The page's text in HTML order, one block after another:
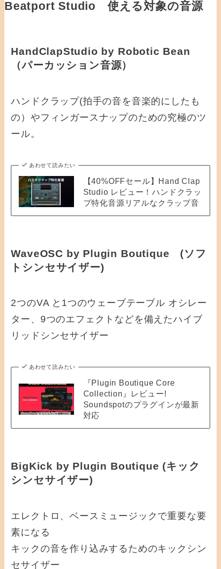
Beatport Studio 使える対象の音源
HandClapStudio by Robotic Bean
（パーカッション音源）
ハンドクラップ(拍手の音を音楽的にしたも
の）やフィンガースナップのための究極のツ
ール。
あわせて読みたい
【40%OFFセール】Hand Clap
Studio レビュー！ハンドクラッ
プ特化音源リアルなクラップ音
WaveOSC by Plugin Boutique (ソフ
トシンセサイザー)
2つのVA と1つのウェーブテーブル オシレー
ター、9つのエフェクトなどを備えたハイブ
リッドシンセサイザー
あわせて読みたい
『Plugin Boutique Core
Collection』レビュー!
Soundspotのプラグインが最新
対応
BigKick by Plugin Boutique (キック
シンセサイザー)
エレクトロ、ベースミュージックで重要な要
素になる
キックの音を作り込みするためのキックシン
セサイザー